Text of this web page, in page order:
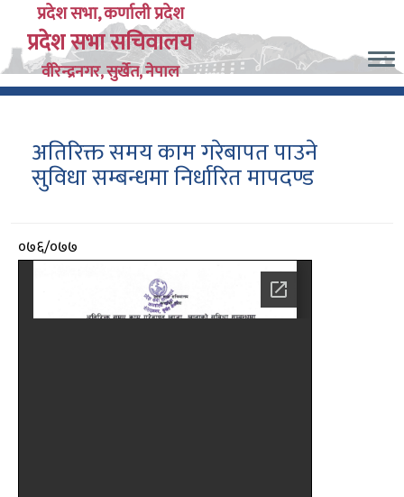
main
content
प्रदेश सभा, कर्णाली प्रदेश
प्रदेश सभा सचिवालय
वीरेन्द्रनगर, सुर्खेत, नेपाल
अतिरिक्त समय काम गरेबापत पाउने
सुविधा सम्बन्धमा निर्धारित मापदण्ड
आर्थिक
०७६/०७७